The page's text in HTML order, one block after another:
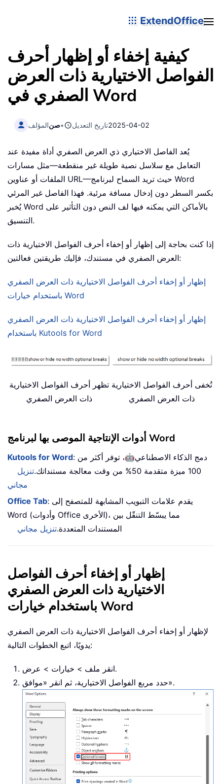
ExtendOffice
كيفية إخفاء أو إظهار أحرف
الفواصل الاختيارية ذات العرض
الصفري في Word
المؤلفصن• تاريخ التعديل2025-04-02
يُعد الفاصل الاختياري ذي العرض الصفري أداة مفيدة عند
التعامل مع سلاسل نصية طويلة غير منقطعة—مثل مسارات
الملفات أو عناوين URL—حيث تريد السماح لبرنامج Word
بكسر السطر دون إدخال مسافة مرئية. فهذا الفاصل غير المرئي
يُخبر Word بالأماكن التي يمكنه فيها لف النص دون التأثير على
التنسيق.
إذا كنت بحاجة إلى إظهار أو إخفاء أحرف الفواصل الاختيارية ذات
العرض الصفري في مستندك، فإليك طريقتين فعالتين:
إظهار أو إخفاء أحرف الفواصل الاختيارية ذات العرض الصفري
باستخدام خيارات Word
إظهار أو إخفاء أحرف الفواصل الاختيارية ذات العرض الصفري
باستخدام Kutools for Word
تظهر أحرف الفواصل الاختيارية
ذات العرض الصفري
تُخفى أحرف الفواصل الاختيارية
ذات العرض الصفري
أدوات الإنتاجية الموصى بها لبرنامج Word
Kutools for Word : دمج الذكاء الاصطناعي🤖، توفر أكثر من
100 ميزة متقدمة 50% من وقت معالجة مستنداتك.
تنزيل
مجاني
Office Tab: يقدم علامات التبويب المشابهة للمتصفح إلى
Word (وأدوات Office الأخرى)، مما يبسّط التنقّل بين
المستندات المتعددة.تنزيل مجاني
إظهار أو إخفاء أحرف الفواصل
الاختيارية ذات العرض الصفري
باستخدام خيارات Word
لإظهار أو إخفاء أحرف الفواصل الاختيارية ذات العرض الصفري
يدويًا، اتبع الخطوات التالية:
انقر ملف > خيارات > عرض.
حدد مربع الفواصل الاختيارية، ثم انقر «موافق».